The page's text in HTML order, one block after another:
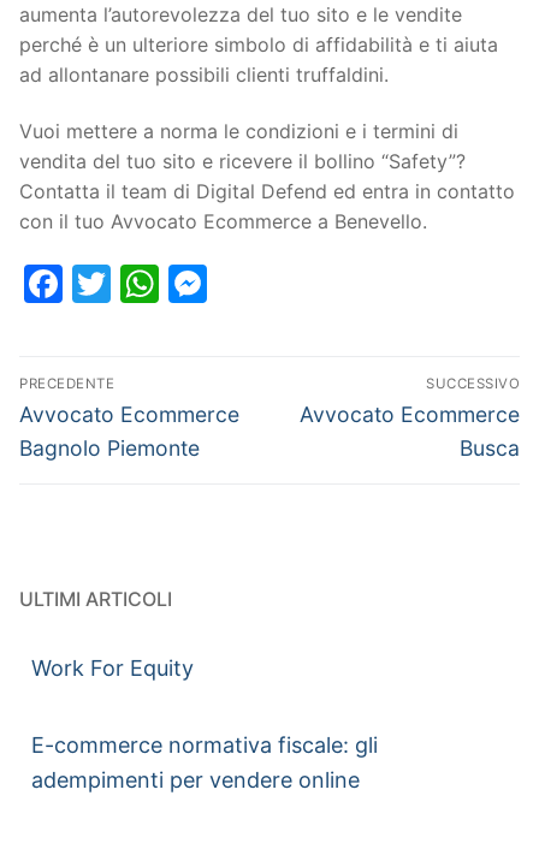
aumenta l’autorevolezza del tuo sito e le vendite
perché è un ulteriore simbolo di affidabilità e ti aiuta
ad allontanare possibili clienti truffaldini.
Vuoi mettere a norma le condizioni e i termini di
vendita del tuo sito e ricevere il bollino “Safety”?
Contatta il team di Digital Defend ed entra in contatto
con il tuo Avvocato Ecommerce a Benevello.
Facebook
TwitterWhatsApp
PRECEDENTE
Avvocato Ecommerce
Bagnolo Piemonte
SUCCESSIVO
Avvocato Ecommerce
Busca
ULTIMI ARTICOLI
Work For Equity
E-commerce normativa fiscale: gli
adempimenti per vendere online